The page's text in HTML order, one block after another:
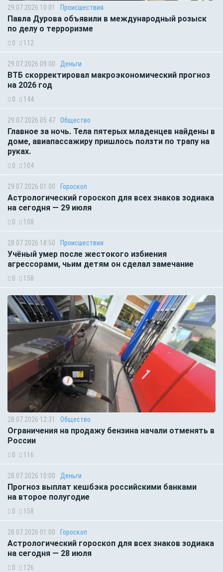
29.07.2026 10:01 Происшествия
Павла Дурова объявили в международный розыск
по делу о терроризме
0 112
29.07.2026 09:00 Деньги
ВТБ скорректировал макроэкономический прогноз
на 2026 год
0 144
29.07.2026 05:47 Общество
Главное за ночь. Тела пятерых младенцев найдены в
доме, авиапассажиру пришлось ползти по трапу на
руках.
0 104
29.07.2026 01:00 Гороскоп
Астрологический гороскоп для всех знаков зодиака
на сегодня — 29 июля
0 108
28.07.2026 18:50 Происшествия
Учёный умер после жестокого избиения
агрессорами, чьим детям он сделал замечание
0 158
28.07.2026 12:31 Общество
Ограничения на продажу бензина начали отменять в
России
0 116
28.07.2026 10:00 Деньги
Прогноз выплат кешбэка российскими банками
на второе полугодие
0 158
28.07.2026 01:00 Гороскоп
Астрологический гороскоп для всех знаков зодиака
на сегодня — 28 июля
0 126